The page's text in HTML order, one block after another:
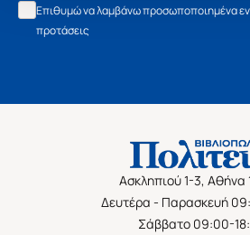
Επιθυμώ να λαμβάνω προσωποποιημένα
προτάσεις
Ασκληπιού 1-3, Αθήνα
Δευτέρα - Παρασκευή
Σάββατο 09:00-